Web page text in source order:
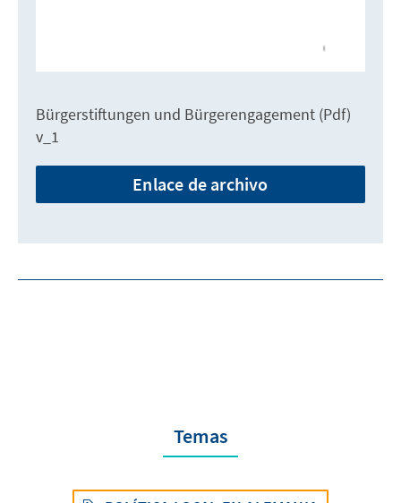
Bürgerstiftungen und Bürgerengagement (Pdf)
v_1
Enlace de archivo
Temas